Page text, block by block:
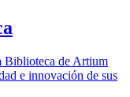
Biblioteca de Artium
e innovación de sus